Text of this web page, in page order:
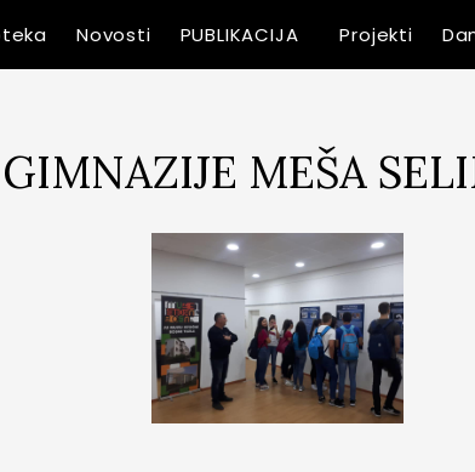
Novosti PUBLIKACIJA Projekti
MEŠA